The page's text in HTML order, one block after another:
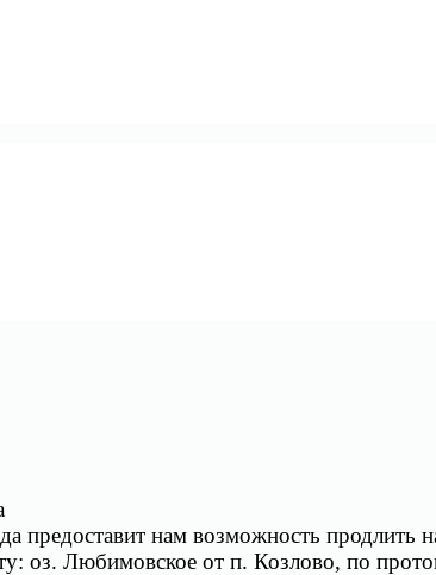
предоставит нам возможность продлить
оз. Любимовское от п. Козлово, по